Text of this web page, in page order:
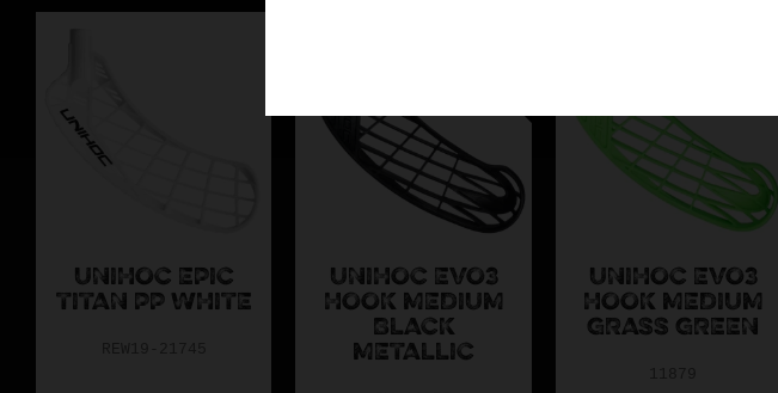
UNIHOC EPIC
TITAN PP WHITE
UNIHOC EVO3
HOOK MEDIUM
BLACK
METALLIC
UNIHOC EVO3
HOOK MEDIUM
GRASS GREEN